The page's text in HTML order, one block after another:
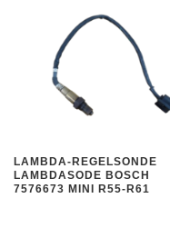
LAMBDA-REGELSONDE
LAMBDASODE BOSCH
7576673 MINI R55-R61